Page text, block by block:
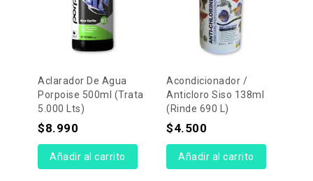
Aclarador De Agua
Porpoise 500ml (Trata
5.000 Lts)
$8.990
Añadir al carrito
Acondicionador /
Anticloro Siso 138ml
(rinde 690 L)
$4.500
Añadir al carrito